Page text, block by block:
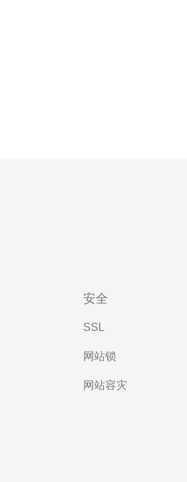
安全
SSL
网站锁
网站容灾